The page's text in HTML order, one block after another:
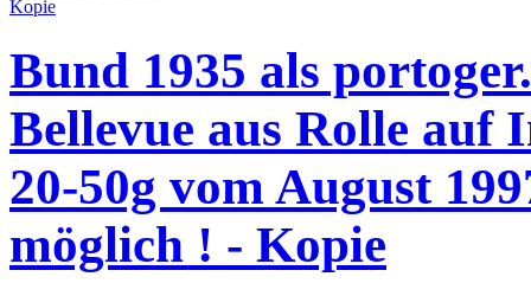
Bund 1935 als
Bellevue aus Rolle auf
20-50g vom August
möglich ! - Kopie